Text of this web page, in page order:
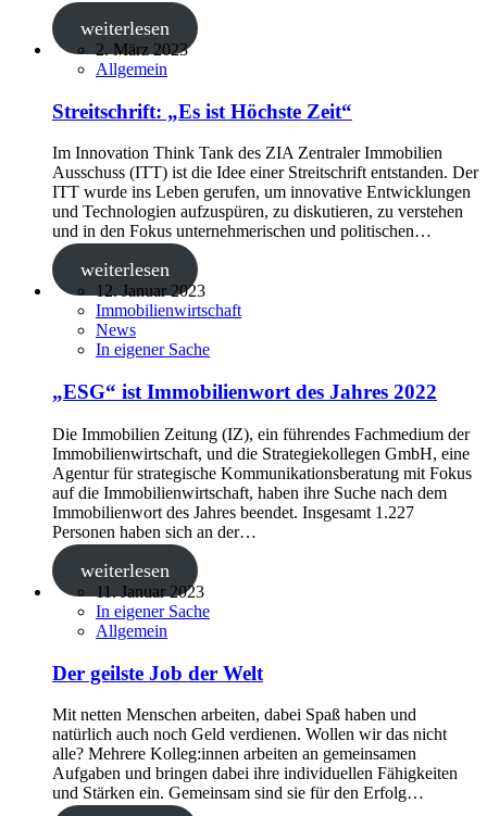
weiterlesen
2. März 2023
Allgemein
Streitschrift: „Es ist Höchste Zeit“
Im Innovation Think Tank des ZIA Zentraler Immobilien
Aus­schuss (ITT) ist die Idee einer Streitschrift entstanden. Der
ITT wurde ins Leben gerufen, um innovative Entwicklungen
und Tech­nologien aufzuspüren, zu diskutieren, zu verstehen
und in den Fokus unternehmerischen und politi­schen…
weiterlesen
12. Januar 2023
Immobilienwirtschaft
News
In eigener Sache
„ESG“ ist Immobilienwort des Jahres 2022
Die Immobilien Zeitung (IZ), ein führendes Fachmedium der
Immobilienwirtschaft, und die Strategiekollegen GmbH, eine
Agentur für strategische Kommunikationsberatung mit Fokus
auf die Immobilienwirtschaft, haben ihre Suche nach dem
Immobilienwort des Jahres beendet. Insgesamt 1.227
Personen haben sich an der…
weiterlesen
11. Januar 2023
In eigener Sache
Allgemein
Der geilste Job der Welt
Mit netten Menschen arbeiten, dabei Spaß haben und
natürlich auch noch Geld verdienen. Wollen wir das nicht
alle? Mehrere Kolleg:innen arbeiten an gemeinsamen
Aufgaben und bringen dabei ihre individuellen Fähigkeiten
und Stärken ein. Gemeinsam sind sie für den Erfolg…